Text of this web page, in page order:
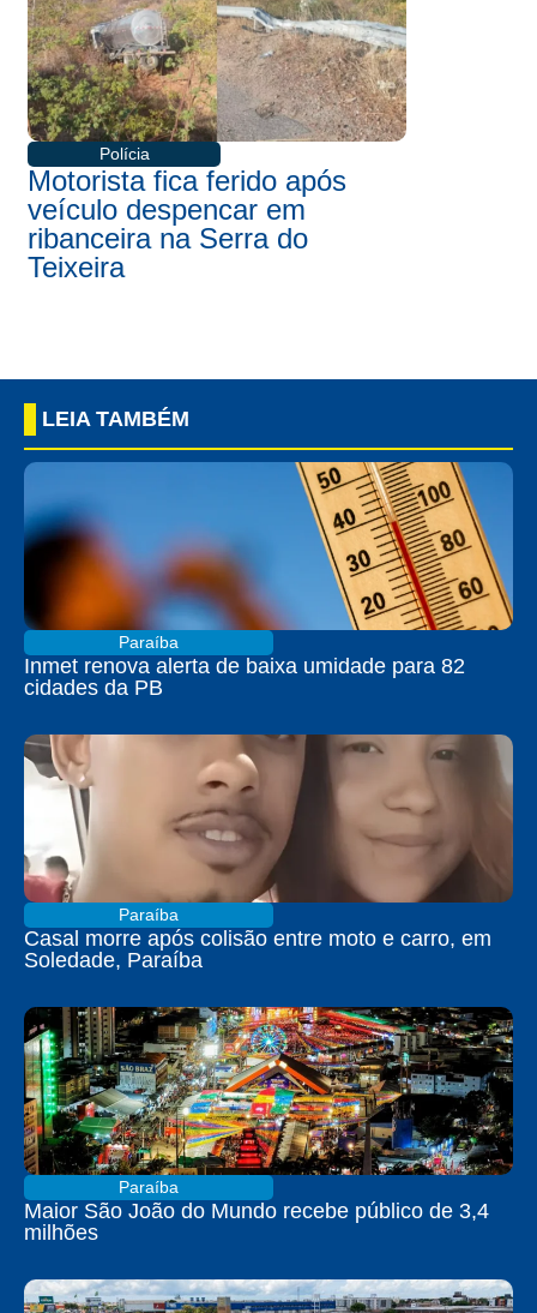
Polícia
Motorista fica ferido após
veículo despencar em
ribanceira na Serra do
Teixeira
LEIA TAMBÉM
Paraíba
Inmet renova alerta de baixa umidade para 82
cidades da PB
Paraíba
Casal morre após colisão entre moto e carro, em
Soledade, Paraíba
Paraíba
Maior São João do Mundo recebe público de 3,4
milhões